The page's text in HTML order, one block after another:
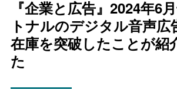
『企業と広告』2024年6
トナルのデジタル音声広
在庫を突破したことが紹
た